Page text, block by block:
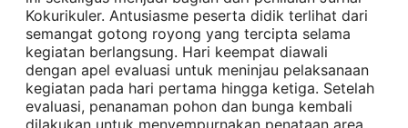
Kokurikuler. Antusiasme peserta didik terlihat dari
semangat gotong royong yang tercipta selama
kegiatan berlangsung. Hari keempat diawali
dengan apel evaluasi untuk meninjau pelaksanaan
kegiatan pada hari pertama hingga ketiga. Setelah
evaluasi, penanaman pohon dan bunga kembali
dilakukan untuk menyempurnakan penataan area